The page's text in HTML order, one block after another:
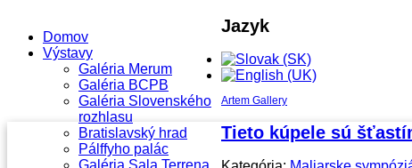
Domov
Výstavy
Galéria Merum
Galéria BCPB
Galéria Slovenského
rozhlasu
Bratislavský hrad
Pálffyho palác
Galéria Sala Terrena
Jazyk
Artem Gallery
Tieto kúpele sú